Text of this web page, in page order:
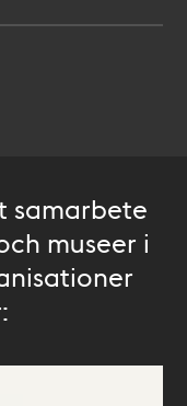
samarbete
museer i